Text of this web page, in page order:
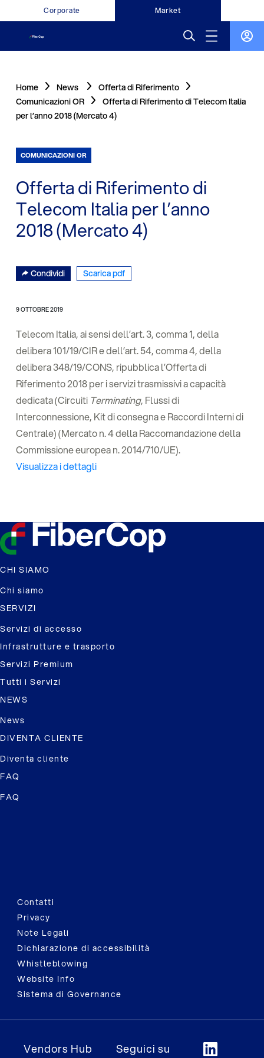
Corporate Market
Home News
Offerta di Riferimento
Comunicazioni OR
Offerta di Riferimento di Telecom Italia
per l’anno 2018 (Mercato 4)
COMUNICAZIONI OR
Offerta di Riferimento di
Telecom Italia per l’anno
2018 (Mercato 4)
Condividi Scarica pdf
9 OTTOBRE 2019
Telecom Italia, ai sensi dell’art. 3, comma 1, della
delibera 101/19/CIR e dell’art. 54, comma 4, della
delibera 348/19/CONS, ripubblica l’Offerta di
Riferimento 2018 per i servizi trasmissivi a capacità
dedicata (Circuiti Terminating, Flussi di
Interconnessione, Kit di consegna e Raccordi Interni di
Centrale) (Mercato n. 4 della Raccomandazione della
Commissione europea n. 2014/710/UE).
Visualizza i dettagli
CHI SIAMO
Chi siamo
SERVIZI
Servizi di accesso
Infrastrutture e trasporto
Servizi Premium
Tutti i Servizi
NEWS
News
DIVENTA CLIENTE
Diventa cliente
FAQ
FAQ
Contatti
Privacy
Note Legali
Dichiarazione di accessibilità
Whistleblowing
Website Info
Sistema di Governance
Vendors Hub Seguici su